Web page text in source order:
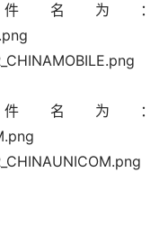
名为：
名为：